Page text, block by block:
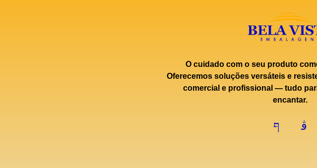
O cuidado com o seu produto
Oferecemos soluções versáteis e
comercial e profissional — tudo
encantar.